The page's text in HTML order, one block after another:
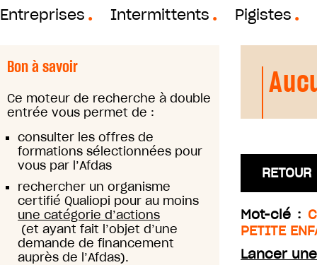
Entreprises Intermittents Pigistes
Bon à savoir
Ce moteur de recherche à double
entrée vous permet de :
consulter les offres de
formations sélectionnées pour
vous par l’Afdas
rechercher un organisme
certifié Qualiopi pour au moins
une catégorie d’actions
(et ayant fait l’objet d’une
demande de financement
auprès de l’Afdas).
RETOUR
Mot-clé :
PETITE
Lancer